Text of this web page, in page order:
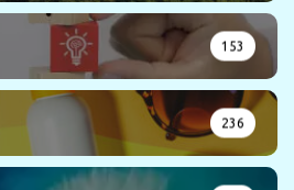
153
236